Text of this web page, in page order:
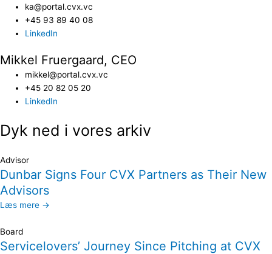
ka@portal.cvx.vc​
+45 93 89 40 08
LinkedIn
Mikkel Fruergaard, CEO
mikkel@portal.cvx.vc
+45 20 82 05 20
LinkedIn
Dyk ned i vores arkiv
Advisor
Dunbar Signs Four CVX Partners as Their New
Advisors
Læs mere →
Board
Servicelovers’ Journey Since Pitching at CVX